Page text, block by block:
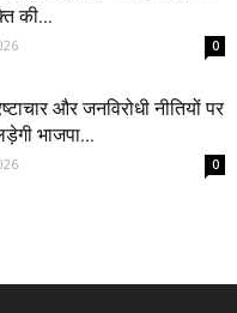
की...
0
और जनविरोधी नीतियों पर
भाजपा...
0